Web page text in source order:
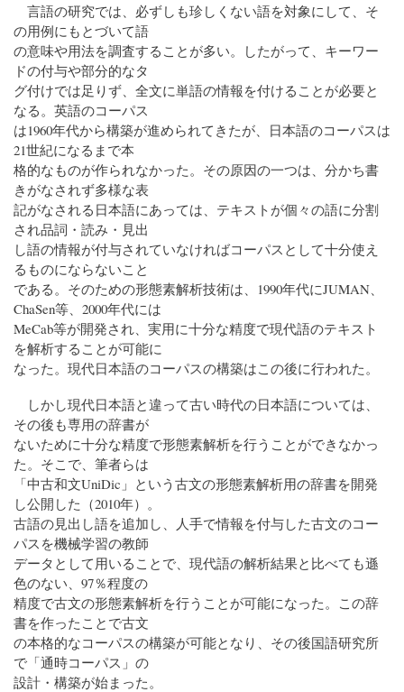
言語の研究では、必ずしも珍しくない語を対象にして、そ
の用例にもとづいて語
の意味や用法を調査することが多い。したがって、キーワー
ドの付与や部分的なタ
グ付けでは足りず、全文に単語の情報を付けることが必要と
なる。英語のコーパス
は1960年代から構築が進められてきたが、日本語のコーパスは
21世紀になるまで本
格的なものが作られなかった。その原因の一つは、分かち書
きがなされず多様な表
記がなされる日本語にあっては、テキストが個々の語に分割
され品詞・読み・見出
し語の情報が付与されていなければコーパスとして十分使え
るものにならないこと
である。そのための形態素解析技術は、1990年代にJUMAN、
ChaSen等、2000年代には
MeCab等が開発され、実用に十分な精度で現代語のテキスト
を解析することが可能に
なった。現代日本語のコーパスの構築はこの後に行われた。
しかし現代日本語と違って古い時代の日本語については、
その後も専用の辞書が
ないために十分な精度で形態素解析を行うことができなかっ
た。そこで、筆者らは
「中古和文UniDic」という古文の形態素解析用の辞書を開発
し公開した（2010年）。
古語の見出し語を追加し、人手で情報を付与した古文のコー
パスを機械学習の教師
データとして用いることで、現代語の解析結果と比べても遜
色のない、97％程度の
精度で古文の形態素解析を行うことが可能になった。この辞
書を作ったことで古文
の本格的なコーパスの構築が可能となり、その後国語研究所
で「通時コーパス」の
設計・構築が始まった。